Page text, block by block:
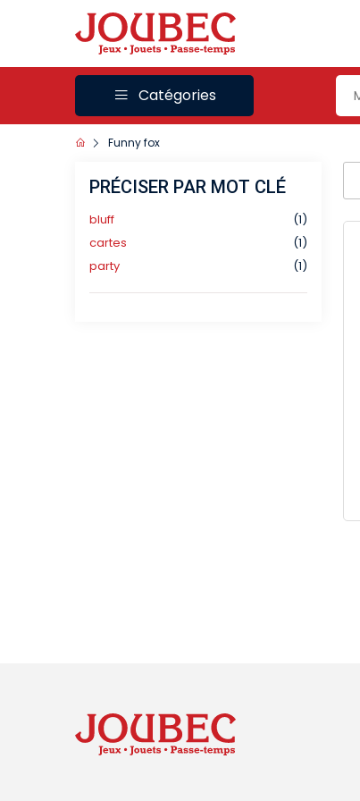
Catégories
Funny fox
PRÉCISER PAR MOT CLÉ
bluff
(1)
cartes
(1)
party
(1)